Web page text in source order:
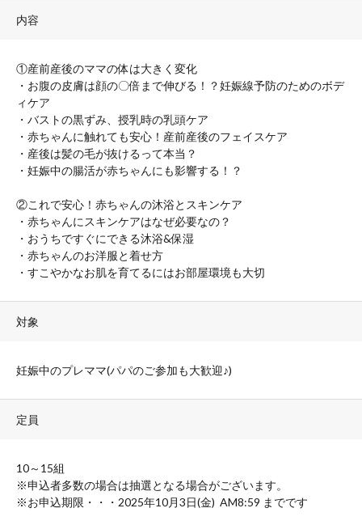
内容
①産前産後のママの体は大きく変化
・お腹の皮膚は顔の〇倍まで伸びる！？妊娠線予防のためのボデ
ィケア
・バストの黒ずみ、授乳時の乳頭ケア
・赤ちゃんに触れても安心！産前産後のフェイスケア
・産後は髪の毛が抜けるって本当？
・妊娠中の腸活が赤ちゃんにも影響する！？
②これで安心！赤ちゃんの沐浴とスキンケア
・赤ちゃんにスキンケアはなぜ必要なの？
・おうちですぐにできる沐浴&保湿
・赤ちゃんのお洋服と着せ方
・すこやかなお肌を育てるにはお部屋環境も大切
対象
妊娠中のプレママ(パパのご参加も大歓迎♪)
定員
10～15組
※申込者多数の場合は抽選となる場合がございます。
※お申込期限・・・2025年10月3日(金) AM8:59 までです